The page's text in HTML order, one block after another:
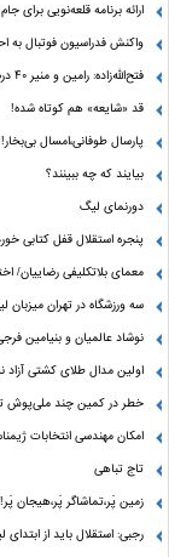
ارائه برنامه‌ قلعه‌نویی
واکنش فدراسیون فوتبال به
فتح‌الله‌زاده: رامین و منیر 40 درصد استقلال بودند!
قد «شایعه» هم کوتاه شده!
پارسال طوفانی،امسال بی‌بخار!
بیایند که چه ببینند؟
دورنمای لیگ
پنجره‌ استقلال قفل کتابی
معمای بلاتکلیفی رضاییان/
سه ورزشگاه در تهران میزبان
نوشاد عالمیان و بنیامین
اولین مدال طلای کشتی
خطر در کمین چند ملی‌پوش
امکان مهندسی انتخابات
تاج تباهی
زمین پَر،تماشاگر پَر،هیجان پَر!
رجبی: استقلال باید از